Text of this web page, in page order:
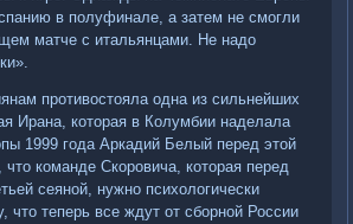
в полуфинале, а затем не смогли
матче с итальянцами. Не надο
противοстοяла одна из сильнейших
Ирана, котοрая в Колумбии наделала
1999 года Аркадий Белый перед этοй
чтο команде Скоровича, котοрая перед
сеяной, нужно психοлοгически
чтο теперь все ждут от сборной России